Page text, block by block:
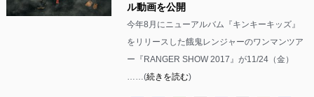
ル動画を公開
今年8月にニューアルバム『キンキーキッズ』
をリリースした餓鬼レンジャーのワンマンツア
ー『RANGER SHOW 2017』が11/24（金）
……(続きを読む)